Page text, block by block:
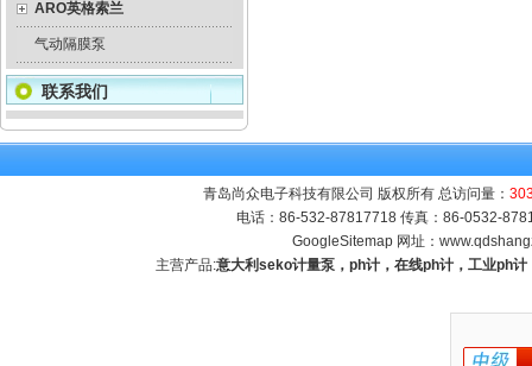
ARO英格索兰
气动隔膜泵
联系我们
青岛尚众电子科技有限公司 版权所有 总访问量：
电话：86-532-87817718 传真：86-0532-
GoogleSitemap 网址：
主营产品:意大利seko计量泵，ph计，在线ph计，工业ph